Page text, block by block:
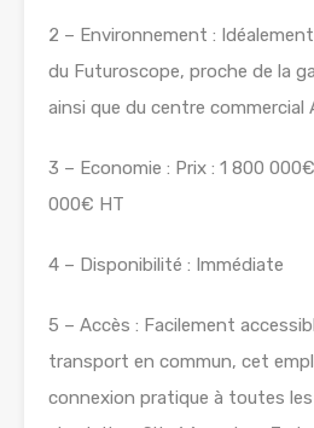
2 – Environnement :
du Futuroscope, proche de la
ainsi que du centre commercial
3 – Economie : Prix : 1 800
000€ HT
4 – Disponibilité : Immédiate
5 – Accès : Facilement
transport en commun, cet
connexion pratique à toutes